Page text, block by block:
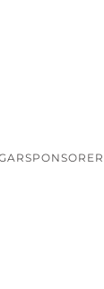
SPONSORER